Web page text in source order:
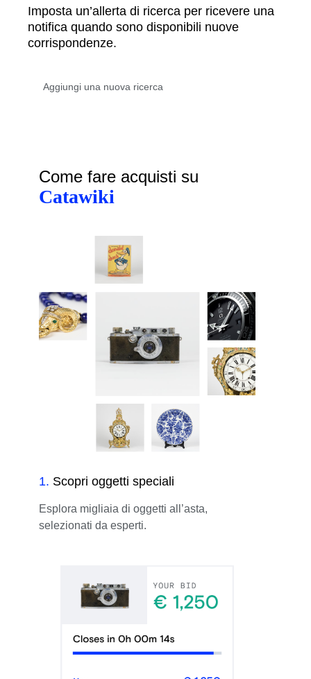
Imposta un’allerta di ricerca per ricevere una
notifica quando sono disponibili nuove
corrispondenze.
Come fare acquisti su
Catawiki
1. Scopri oggetti speciali
Esplora migliaia di oggetti all’asta,
selezionati da esperti.